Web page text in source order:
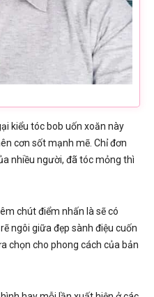
kiểu tóc bob uốn xoăn này
cơn sốt mạnh mẽ. Chỉ đơn
nhiều người, đã tóc mỏng thì
chút điểm nhấn là sẽ có
ngôi giữa đẹp sành điệu cuốn
chọn cho phong cách của bản